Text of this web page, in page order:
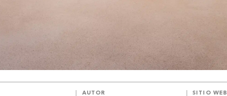
AUTOR SITIO WEB